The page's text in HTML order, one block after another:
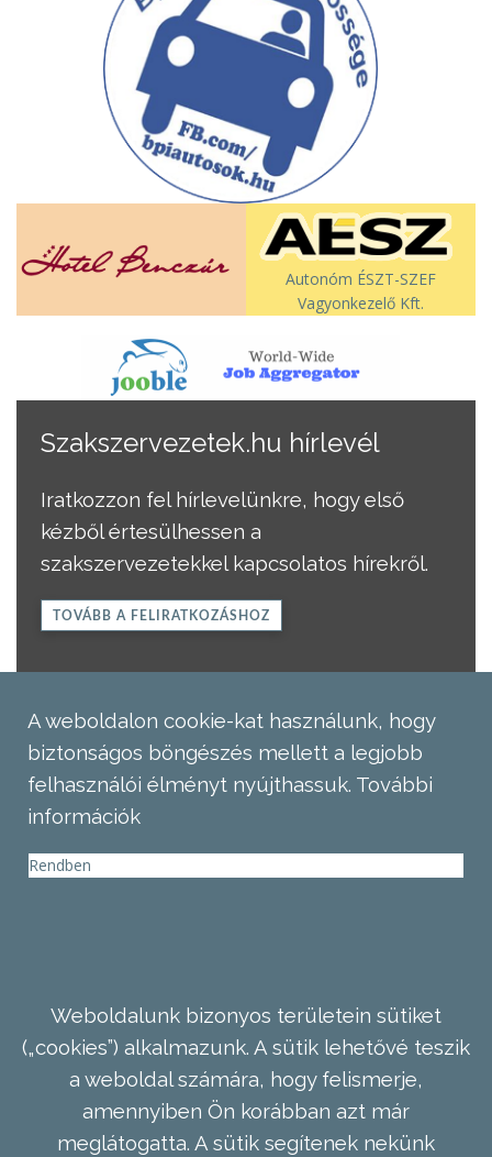
Autonóm ÉSZT-SZEF
Vagyonkezelő Kft.
Szakszervezetek.hu hírlevél
Iratkozzon fel hírlevelünkre, hogy első
kézből értesülhessen a
szakszervezetekkel kapcsolatos hírekről.
TOVÁBB A FELIRATKOZÁSHOZ
A weboldalon cookie-kat használunk, hogy
biztonságos böngészés mellett a legjobb
felhasználói élményt nyújthassuk. További
információk
Rendben
Weboldalunk bizonyos területein sütiket
(„cookies”) alkalmazunk. A sütik lehetővé teszik
a weboldal számára, hogy felismerje,
amennyiben Ön korábban azt már
meglátogatta. A sütik segítenek nekünk